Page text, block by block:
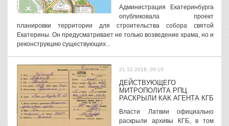
Администрация Екатеринбурга
опубликовала проект
планировки территории для строительства собора святой
Екатерины. Он предусматривает не только возведение храма, но и
реконструкцию существующих...
21.12.2018, 09:10
ДЕЙСТВУЮЩЕГО
МИТРОПОЛИТА РПЦ
РАСКРЫЛИ КАК АГЕНТА КГБ
Власти Латвии официально
раскрыли архивы КГБ, в том